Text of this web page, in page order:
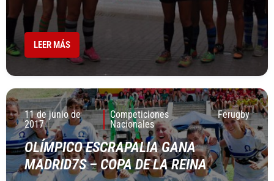
LEER MÁS
11 de junio de
2017
Competiciones
Nacionales
Ferugby
OLÍ­MPICO ESCRAPALIA GANA
MADRID7S – COPA DE LA REINA